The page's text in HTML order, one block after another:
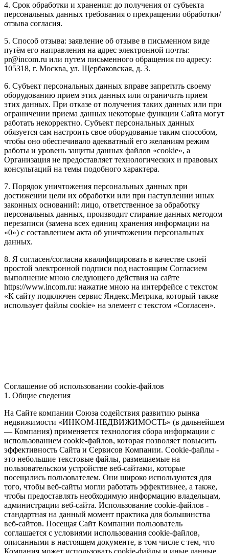
4. Срок обработки и хранения: до получения от субъекта
персональных данных требования о прекращении обработки/
отзыва согласия.
5. Способ отзыва: заявление об отзыве в письменном виде
путём его направления на адрес электронной почты:
pr@incom.ru или путем письменного обращения по адресу:
105318, г. Москва, ул. Щербаковская, д. 3.
6. Субъект персональных данных вправе запретить своему
оборудованию прием этих данных или ограничить прием
этих данных. При отказе от получения таких данных или при
ограничении приема данных некоторые функции Сайта могут
работать некорректно. Субъект персональных данных
обязуется сам настроить свое оборудование таким способом,
чтобы оно обеспечивало адекватный его желаниям режим
работы и уровень защиты данных файлов «cookie», а
Организация не предоставляет технологических и правовых
консультаций на темы подобного характера.
7. Порядок уничтожения персональных данных при
достижении цели их обработки или при наступлении иных
законных оснований: лицо, ответственное за обработку
персональных данных, производит стирание данных методом
перезаписи (замена всех единиц хранения информации на
«0») с составлением акта об уничтожении персональных
данных.
8. Я согласен/согласна квалифицировать в качестве своей
простой электронной подписи под настоящим Согласием
выполнение мною следующего действия на сайте
https://www.incom.ru: нажатие мною на интерфейсе с текстом
«К сайту подключен сервис Яндекс.Метрика, который также
использует файлы cookie» на элемент с текстом «Согласен».
Соглашение об использовании cookie-файлов
1. Общие сведения
На Сайте компании Союза содействия развитию рынка
недвижимости «ИНКОМ-НЕДВИЖИМОСТЬ» (в дальнейшем
— Компания) применяется технология сбора информации с
использованием cookie-файлов, которая позволяет повысить
эффективность Сайта и Сервисов Компании. Сookie-файлы -
это небольшие текстовые файлы, размещаемые на
пользовательском устройстве веб-сайтами, которые
посещались пользователем. Они широко используются для
того, чтобы веб-сайты могли работать эффективнее, а также,
чтобы предоставлять необходимую информацию владельцам,
администрации веб-сайта. Использование cookie-файлов -
стандартная на данный момент практика для большинства
веб-сайтов. Посещая Сайт Компании пользователь
соглашается с условиями использования cookie-файлов,
описанными в настоящем документе, в том числе с тем, что
Компания может использовать cookie-файлы и иные данные